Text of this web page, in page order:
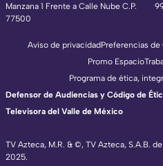
Manzana 1 Frente a Calle Nube C.P.
77500
TV Azteca, M.R. & ©, TV Azteca, S.A.B.
2025.
Aviso de privacidadPreferencias de
Promo Espacio
Programa de ética,
Defensor de Audiencias y Código de
Televisora del Valle de México